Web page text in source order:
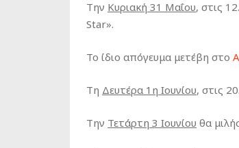
Την Κυριακή 31 Μαΐου, στις
Star».
To ίδιο απόγευμα μετέβη στο
Τη Δευτέρα 1η Ιουνίου, στις
Την Τετάρτη 3 Ιουνίου θα